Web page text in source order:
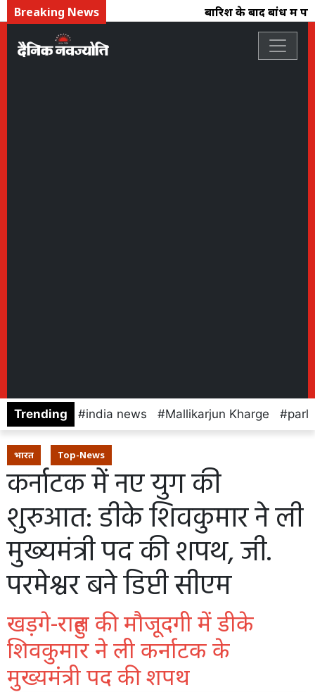
Breaking News बारिश के बाद बांध में
Trending india news Mallikarjun Kharge
भारत Top-News
कर्नाटक में नए युग की
शुरुआत: डीके शिवकुमार ने ली
मुख्यमंत्री पद की शपथ, जी.
परमेश्वर बने डिप्टी सीएम
खड़गे-राहुल की मौजूदगी में डीके
शिवकुमार ने ली कर्नाटक के
मुख्यमंत्री पद की शपथ